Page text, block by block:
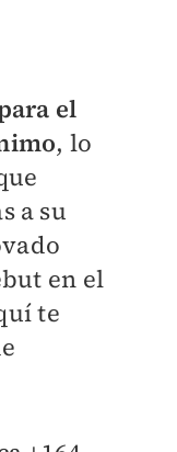
el
, lo
a su
en el
te